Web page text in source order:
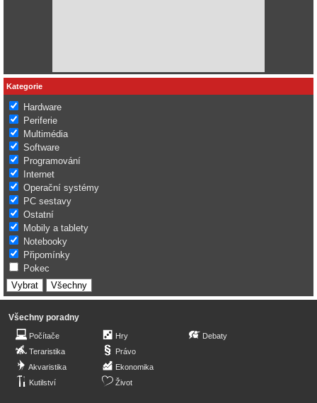
Kategorie
Hardware
Periferie
Multimédia
Software
Programování
Internet
Operační systémy
PC sestavy
Ostatní
Mobily a tablety
Notebooky
Připomínky
Pokec
Všechny poradny
Počítače
Teraristika
Akvaristika
Kutilství
Hry
Právo
Ekonomika
Život
Debaty